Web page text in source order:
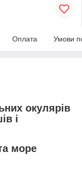
Оплата Умови
окулярів
і
море